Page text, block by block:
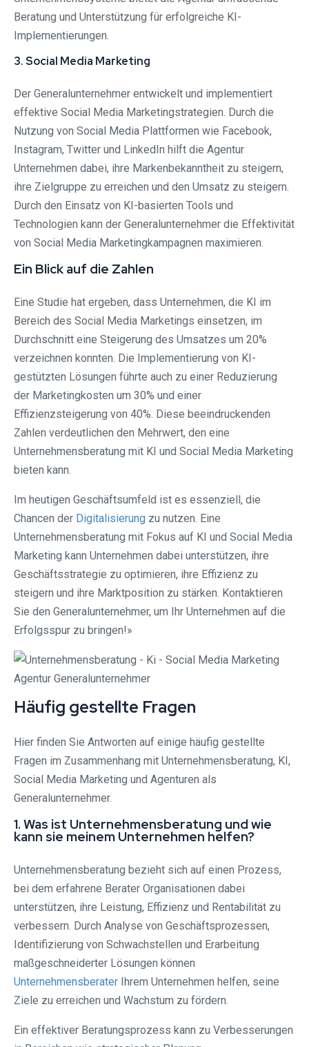
Beratung und Unterstützung für erfolgreiche KI-
Implementierungen.
3. Social Media Marketing
Der Generalunternehmer entwickelt und implementiert
effektive Social Media Marketingstrategien. Durch die
Nutzung von Social Media Plattformen wie Facebook,
Instagram, Twitter und LinkedIn hilft die Agentur
Unternehmen dabei, ihre Markenbekanntheit zu steigern,
ihre Zielgruppe zu erreichen und den Umsatz zu steigern.
Durch den Einsatz von KI-basierten Tools und
Technologien kann der Generalunternehmer die Effektivität
von Social Media Marketingkampagnen maximieren.
Ein Blick auf die Zahlen
Eine Studie hat ergeben, dass Unternehmen, die KI im
Bereich des Social Media Marketings einsetzen, im
Durchschnitt eine Steigerung des Umsatzes um 20%
verzeichnen konnten. Die Implementierung von KI-
gestützten Lösungen führte auch zu einer Reduzierung
der Marketingkosten um 30% und einer
Effizienzsteigerung von 40%. Diese beeindruckenden
Zahlen verdeutlichen den Mehrwert, den eine
Unternehmensberatung mit KI und Social Media Marketing
bieten kann.
Im heutigen Geschäftsumfeld ist es essenziell, die
Chancen der Digitalisierung zu nutzen. Eine
Unternehmensberatung mit Fokus auf KI und Social Media
Marketing kann Unternehmen dabei unterstützen, ihre
Geschäftsstrategie zu optimieren, ihre Effizienz zu
steigern und ihre Marktposition zu stärken. Kontaktieren
Sie den Generalunternehmer, um Ihr Unternehmen auf die
Erfolgsspur zu bringen!»
Häufig gestellte Fragen
Hier finden Sie Antworten auf einige häufig gestellte
Fragen im Zusammenhang mit Unternehmensberatung, KI,
Social Media Marketing und Agenturen als
Generalunternehmer.
1. Was ist Unternehmensberatung und wie
kann sie meinem Unternehmen helfen?
Unternehmensberatung bezieht sich auf einen Prozess,
bei dem erfahrene Berater Organisationen dabei
unterstützen, ihre Leistung, Effizienz und Rentabilität zu
verbessern. Durch Analyse von Geschäftsprozessen,
Identifizierung von Schwachstellen und Erarbeitung
maßgeschneiderter Lösungen können
Unternehmensberater Ihrem Unternehmen helfen, seine
Ziele zu erreichen und Wachstum zu fördern.
Ein effektiver Beratungsprozess kann zu Verbesserungen